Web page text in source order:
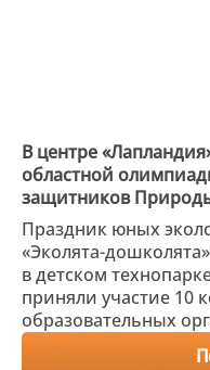
В центре
областной
защитников
Праздник юных
«Эколята-
в детском
приняли участие 10
образовательных